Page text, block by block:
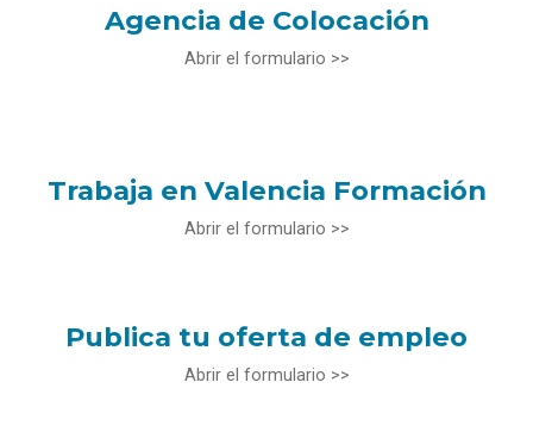
Agencia de Colocación
Abrir el formulario >>
Trabaja en Valencia Formación
Abrir el formulario >>
Publica tu oferta de empleo
Abrir el formulario >>